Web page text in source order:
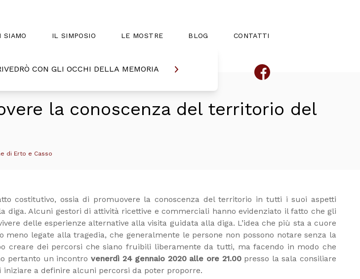
SIAMO IL SIMPOSIO LE MOSTRE BLOG CONTATTI
CON GLI OCCHI DELLA MEMORIA
la conoscenza del territorio del
di Erto e Casso
costitutivo, ossia di promuovere la conoscenza del territorio in tutti i suoi aspetti
Alcuni gestori di attività ricettive e commerciali hanno evidenziato il fatto che gli
delle esperienze alternative alla visita guidata alla diga. L’idea che più sta a cuore
legate alla tragedia, che generalmente le persone non possono notare senza la
creare dei percorsi che siano fruibili liberamente da tutti, ma facendo in modo che
pertanto un incontro venerdì 24 gennaio 2020 alle ore 21.00presso la sala consiliare
a definire alcuni percorsi da poter proporre.